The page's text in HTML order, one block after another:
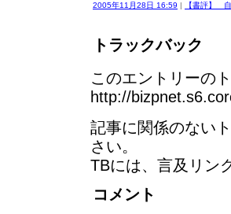
2005年11月28日 16:59 | 【書評】
トラックバック
このエントリーの
http://
記事に関係のない
さい。
TBには、言及リン
コメント